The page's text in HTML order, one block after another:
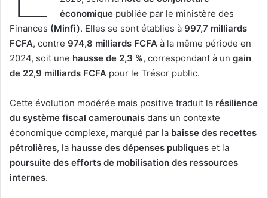
économiquepubliée par le ministère des
Finances (Minfi). Elles se sont établies à 997,7 milliards
FCFA, contre 974,8 milliards FCFA à la même période en
2024, soit une hausse de 2,3 %, correspondant à un gain
de 22,9 milliards FCFA pour le Trésor public.
Cette évolution modérée mais positive traduit la résilience
du système fiscal camerounais dans un contexte
économique complexe, marqué par la baisse des recettes
pétrolières, la hausse des dépenses publiques et la
poursuite des efforts de mobilisation des ressources
internes.